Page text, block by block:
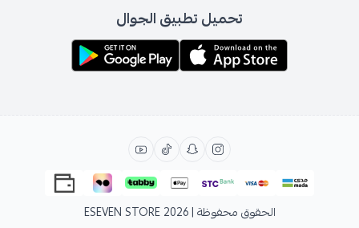
تحميل تطبيق الجوال
الحقوق محفوظة | 2026 ESEVEN STORE